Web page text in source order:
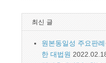
최신 글
원본동일성 주요판
한 대법원